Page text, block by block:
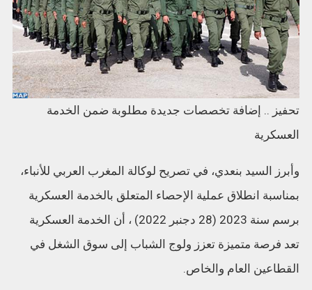
تحفيز .. إضافة تخصصات جديدة مطلوبة ضمن الخدمة
العسكرية
وأبرز السيد بنعدي، في تصريح لوكالة المغرب العربي للأنباء،
بمناسبة انطلاق عملية الإحصاء المتعلق بالخدمة العسكرية
برسم سنة 2023 (28 دجنبر 2022) ، أن الخدمة العسكرية
تعد فرصة متميزة تعزز ولوج الشباب إلى سوق الشغل في
القطاعين العام والخاص.